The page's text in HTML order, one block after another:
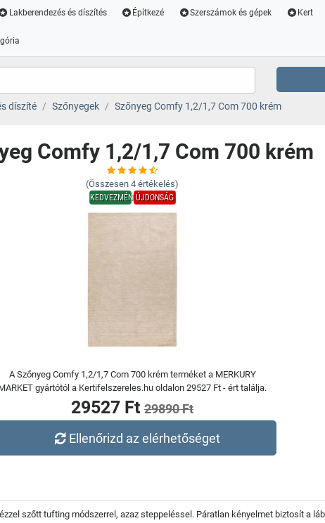
Lakberendezés és díszítés Építkezé Szerszámok és gépek Kert
díszíté Szőnyegek Szőnyeg Comfy 1,2/1,7 Com 700 krém
Comfy 1,2/1,7 Com 700 krém
(Összesen 4 értékelés)
KEDVEZMÉNYÚJDONSÁG
A Szőnyeg Comfy 1,2/1,7 Com 700 krém terméket a MERKURY
gyártótól a Kertifelszereles.hu oldalon 29527 Ft - ért találja.
29527 Ft 29890 Ft
Ellenőrizd az elérhetőséget
szőtt tufting módszerrel, azaz steppeléssel. Páratlan kényelmet biztosít a